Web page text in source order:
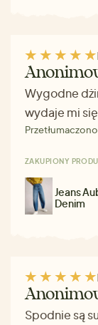
Wygodne
wydaje mi
ZAKUPIONY
Jeans
Denim
Spodnie są